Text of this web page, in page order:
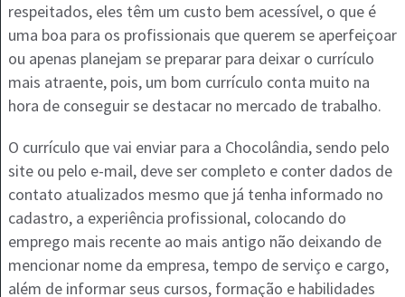
respeitados, eles têm um custo bem acessível, o que é
uma boa para os profissionais que querem se aperfeiçoar
ou apenas planejam se preparar para deixar o currículo
mais atraente, pois, um bom currículo conta muito na
hora de conseguir se destacar no mercado de trabalho.
O currículo que vai enviar para a Chocolândia, sendo pelo
site ou pelo e-mail, deve ser completo e conter dados de
contato atualizados mesmo que já tenha informado no
cadastro, a experiência profissional, colocando do
emprego mais recente ao mais antigo não deixando de
mencionar nome da empresa, tempo de serviço e cargo,
além de informar seus cursos, formação e habilidades